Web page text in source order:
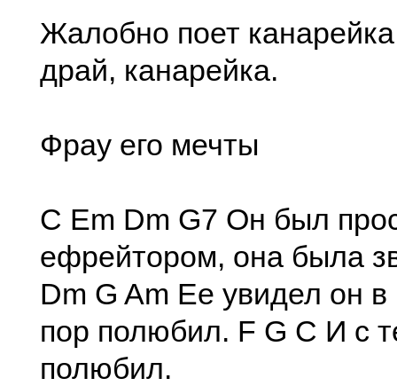
Жалобно поет
драй, канарейка.
Фрау его мечты
C Em Dm G7 Он был
ефрейтором, она была
Dm G Am Ее увидел он в
пор полюбил. F G C И с
полюбил.